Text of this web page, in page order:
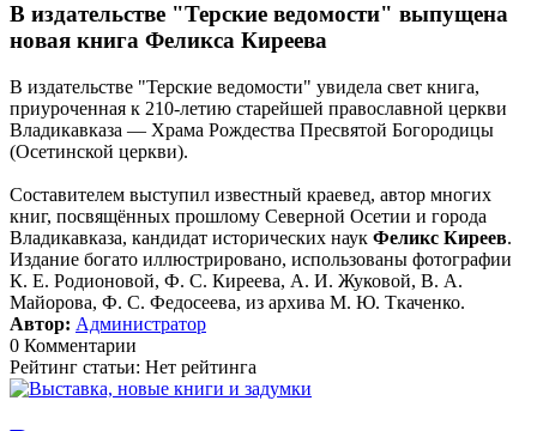
В издательстве "Терские ведомости" выпущена
новая книга Феликса Киреева
В издательстве "Терские ведомости" увидела свет книга,
приуроченная к 210-летию старейшей православной церкви
Владикавказа — Храма Рождества Пресвятой Богородицы
(Осетинской церкви).
Составителем выступил известный краевед, автор многих
книг, посвящённых прошлому Северной Осетии и города
Владикавказа, кандидат исторических наук Феликс Киреев.
Издание богато иллюстрировано, использованы фотографии
К. Е. Родионовой, Ф. С. Киреева, А. И. Жуковой, В. А.
Майорова, Ф. С. Федосеева, из архива М. Ю. Ткаченко.
Автор: Администратор
0 Комментарии
Рейтинг статьи: Нет рейтинга